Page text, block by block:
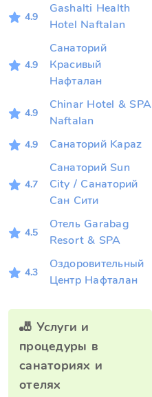
4.9
Gashalti Health
Hotel Naftalan
4.9
Санаторий
Красивый
Нафталан
4.9
Chinar Hotel & SPA
Naftalan
4.9 Санаторий Kapaz
4.7
Санаторий Sun
City / Санаторий
Сан Сити
4.5
Отель Garabag
Resort & SPA
4.3
Оздоровительный
Центр Нафталан
🎳 Услуги и
процедуры в
санаториях и
отелях